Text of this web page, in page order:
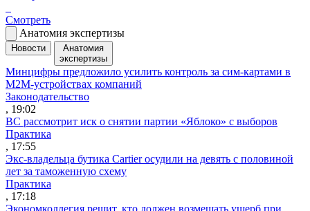
Смотреть
Анатомия экспертизы
Новости
Анатомия
экспертизы
Минцифры предложило усилить контроль за сим-картами в
M2M-устройствах компаний
Законодательство
, 19:02
ВС рассмотрит иск о снятии партии «Яблоко» с выборов
Практика
, 17:55
Экс-владельца бутика Cartier осудили на девять с половиной
лет за таможенную схему
Практика
, 17:18
Экономколлегия решит, кто должен возмещать ущерб при